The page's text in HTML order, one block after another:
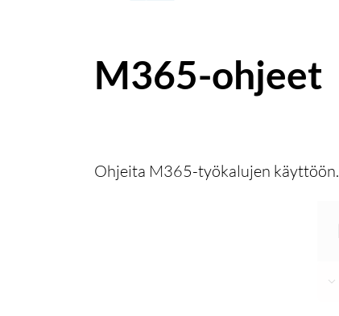
M365-ohjeet
Ohjeita M365-työkalujen käyttöön.